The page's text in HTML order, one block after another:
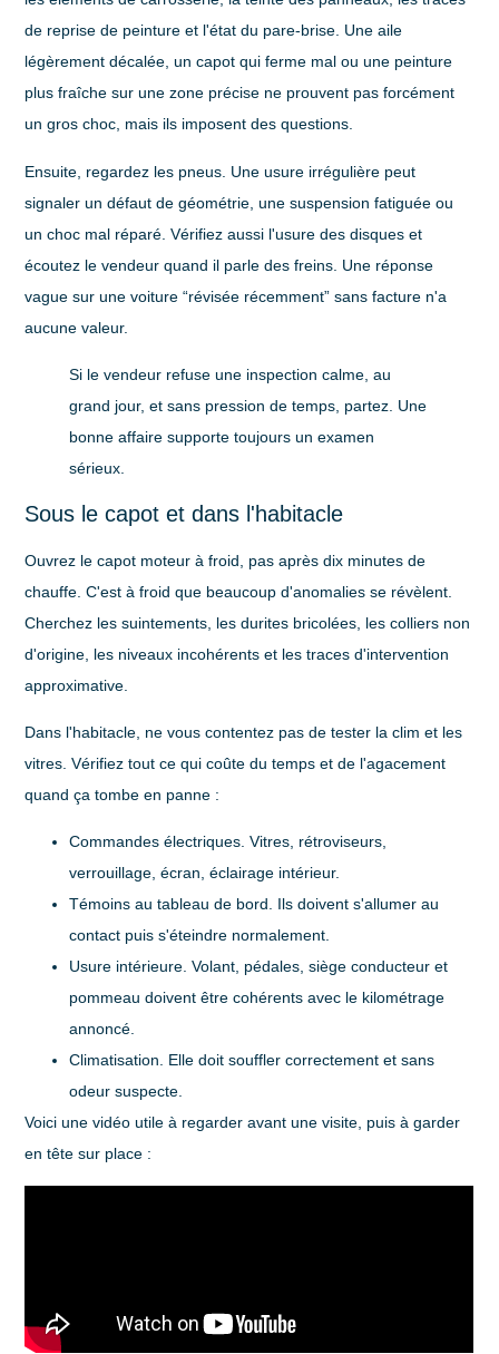
de reprise de peinture et l'état du pare-brise. Une aile
légèrement décalée, un capot qui ferme mal ou une peinture
plus fraîche sur une zone précise ne prouvent pas forcément
un gros choc, mais ils imposent des questions.
Ensuite, regardez les pneus. Une usure irrégulière peut
signaler un défaut de géométrie, une suspension fatiguée ou
un choc mal réparé. Vérifiez aussi l'usure des disques et
écoutez le vendeur quand il parle des freins. Une réponse
vague sur une voiture “révisée récemment” sans facture n'a
aucune valeur.
Si le vendeur refuse une inspection calme, au
grand jour, et sans pression de temps, partez. Une
bonne affaire supporte toujours un examen
sérieux.
Sous le capot et dans l'habitacle
Ouvrez le capot moteur à froid, pas après dix minutes de
chauffe. C'est à froid que beaucoup d'anomalies se révèlent.
Cherchez les suintements, les durites bricolées, les colliers non
d'origine, les niveaux incohérents et les traces d'intervention
approximative.
Dans l'habitacle, ne vous contentez pas de tester la clim et les
vitres. Vérifiez tout ce qui coûte du temps et de l'agacement
quand ça tombe en panne :
Commandes électriques. Vitres, rétroviseurs,
verrouillage, écran, éclairage intérieur.
Témoins au tableau de bord. Ils doivent s'allumer au
contact puis s'éteindre normalement.
Usure intérieure. Volant, pédales, siège conducteur et
pommeau doivent être cohérents avec le kilométrage
annoncé.
Climatisation. Elle doit souffler correctement et sans
odeur suspecte.
Voici une vidéo utile à regarder avant une visite, puis à garder
en tête sur place :